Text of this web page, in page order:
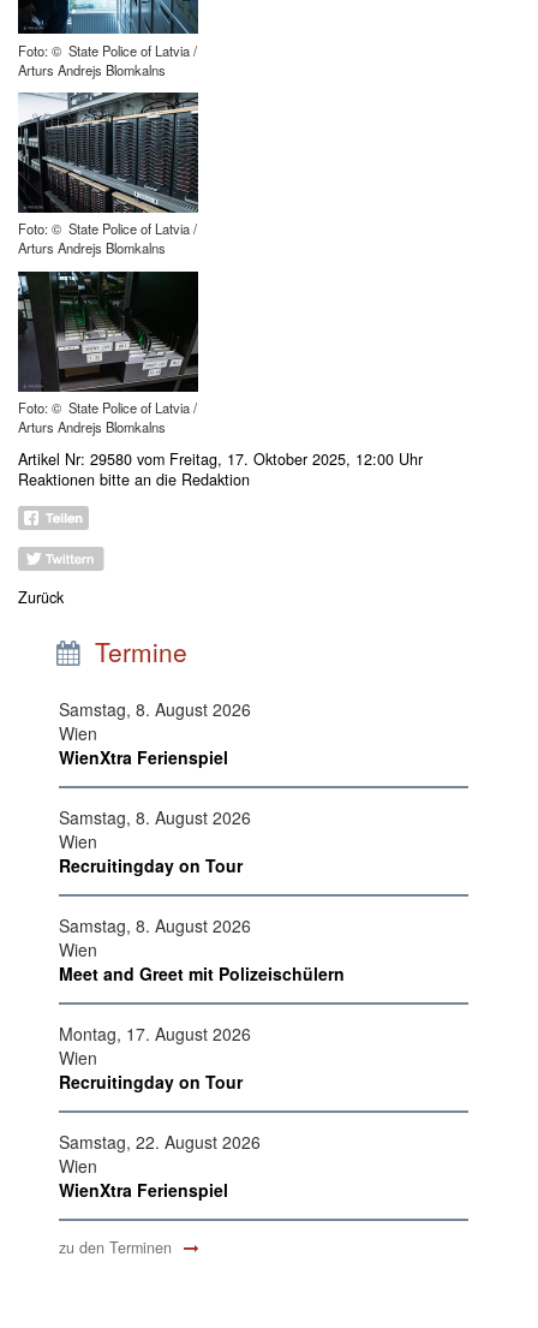
Foto: © State Police of Latvia /
Arturs Andrejs Blomkalns
Foto: © State Police of Latvia /
Arturs Andrejs Blomkalns
Foto: © State Police of Latvia /
Arturs Andrejs Blomkalns
Artikel Nr: 29580 vom Freitag, 17. Oktober 2025, 12:00 Uhr
Reaktionen bitte an die Redaktion
Zurück
Termine
Samstag, 8. August 2026
Wien
WienXtra Ferienspiel
Samstag, 8. August 2026
Wien
Recruitingday on Tour
Samstag, 8. August 2026
Wien
Meet and Greet mit Polizeischülern
Montag, 17. August 2026
Wien
Recruitingday on Tour
Samstag, 22. August 2026
Wien
WienXtra Ferienspiel
zu den Terminen